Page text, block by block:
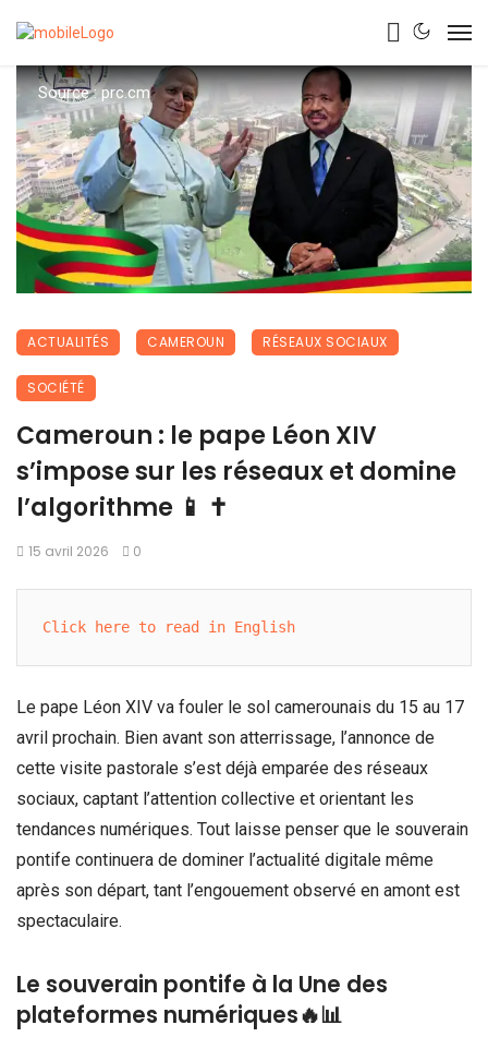
Source : prc.cm
ACTUALITÉS CAMEROUN RÉSEAUX SOCIAUX
SOCIÉTÉ
Cameroun : le pape Léon XIV
s’impose sur les réseaux et domine
l’algorithme 📱 ✝️
15 avril 2026 0
Click here to read in English
Le pape Léon XIV va fouler le sol camerounais du 15 au 17
avril prochain. Bien avant son atterrissage, l’annonce de
cette visite pastorale s’est déjà emparée des réseaux
sociaux, captant l’attention collective et orientant les
tendances numériques. Tout laisse penser que le souverain
pontife continuera de dominer l’actualité digitale même
après son départ, tant l’engouement observé en amont est
spectaculaire.
Le souverain pontife à la Une des
plateformes numériques🔥📊